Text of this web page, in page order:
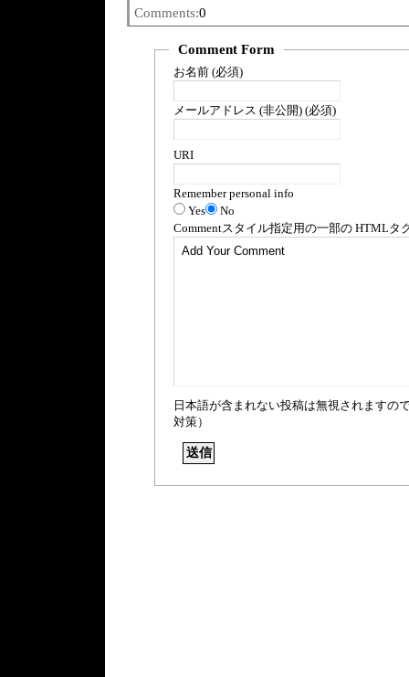
Comments:0
Comment Form
お名前 (必須)
メールアドレス (非公開) (必須)
URI
Remember personal info
Yes
No
Commentスタイル指定用の一部の HTMLタ
日本語が含まれない投稿は無視されますの
対策）